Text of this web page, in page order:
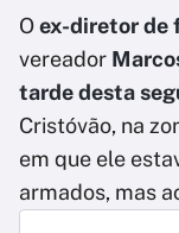
Oex-diretor de
vereador
tarde desta
Cristóvão, na
em que ele
armados, mas